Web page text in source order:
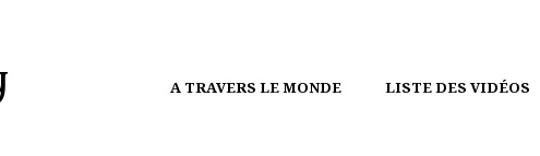
A TRAVERS LE MONDE LISTE DES VIDÉOS